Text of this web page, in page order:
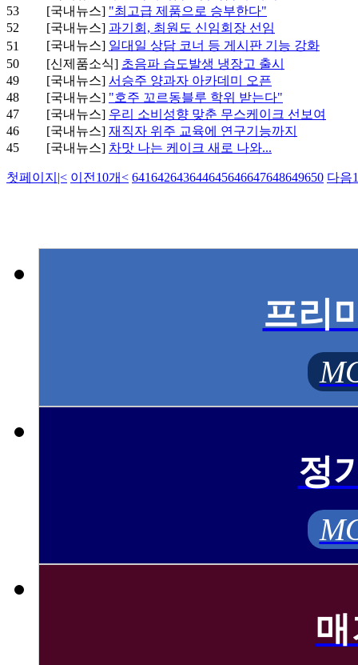
53
[국내뉴스] "최고급 제품으로 승부한다"
52
[국내뉴스] 과기회, 최원도 신임회장 선임
51
[국내뉴스] 일대일 상담 코너 등 게시판 기능 강화
50
[신제품소식] 초음파 습도발생 냉장고 출시
49
[국내뉴스] 서승주 양과자 아카데미 오픈
48
[국내뉴스] "호주 꼬르동블루 학위 받는다"
47
[국내뉴스] 우리 소비성향 맞춘 무스케이크 선보여
46
[국내뉴스] 재직자 위주 교육에 연구기능까지
45
[국내뉴스] 차맛 나는 케이크 새로 나와...
첫페이지 |< 이전10개< 641642643644645646647648649650 다음
프리
정